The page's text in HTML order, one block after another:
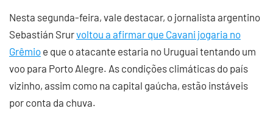
Nesta segunda-feira, vale destacar, o jornalista argentino
Sebastián Srurvoltou a afirmar que Cavani jogaria no
Grêmio e que o atacante estaria no Uruguai tentando um
voo para Porto Alegre. As condições climáticas do país
vizinho, assim como na capital gaúcha, estão instáveis
por conta da chuva.